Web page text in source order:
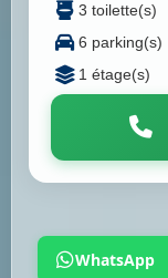
3 toilette(s)
6 parking(s)
1 étage(s)
WhatsApp